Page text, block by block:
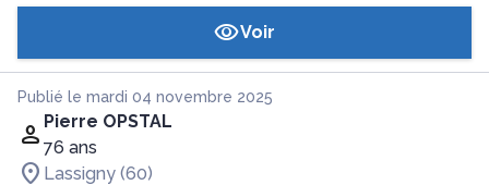
Voir
Publié le mardi 04 novembre 2025
Pierre OPSTAL
76 ans
Lassigny (60)